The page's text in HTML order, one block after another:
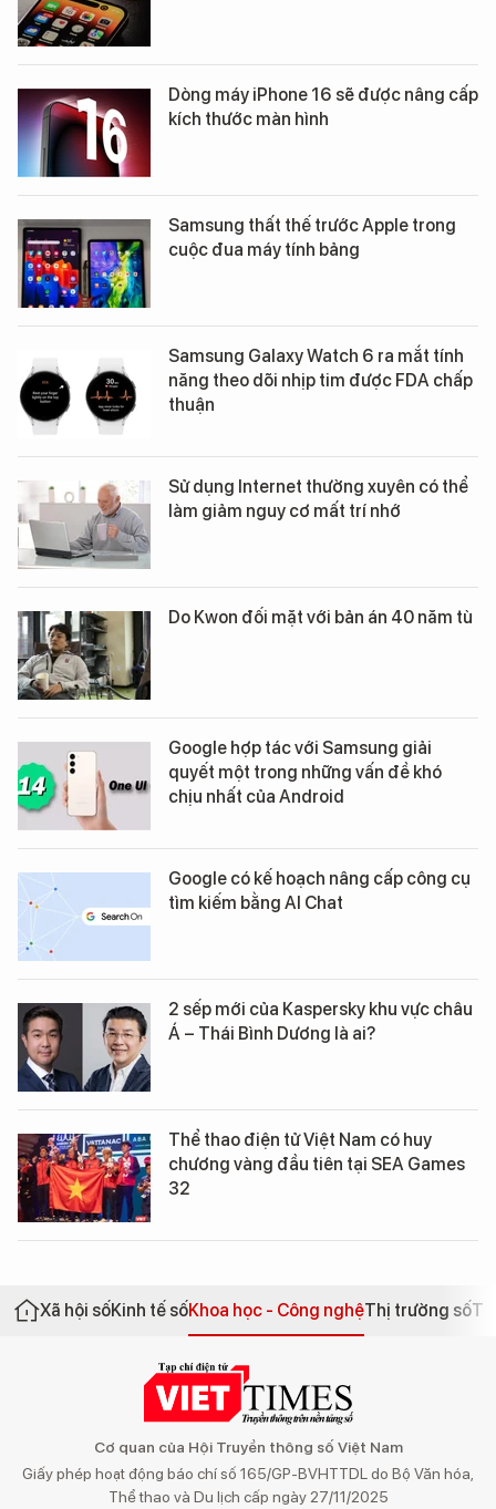
Dòng máy iPhone 16 sẽ được nâng cấp
kích thước màn hình
Samsung thất thế trước Apple trong
cuộc đua máy tính bảng
Samsung Galaxy Watch 6 ra mắt tính
năng theo dõi nhịp tim được FDA chấp
thuận
Sử dụng Internet thường xuyên có thể
làm giảm nguy cơ mất trí nhớ
Do Kwon đối mặt với bản án 40 năm tù
Google hợp tác với Samsung giải
quyết một trong những vấn đề khó
chịu nhất của Android
Google có kế hoạch nâng cấp công cụ
tìm kiếm bằng AI Chat
2 sếp mới của Kaspersky khu vực châu
Á – Thái Bình Dương là ai?
Thể thao điện tử Việt Nam có huy
chương vàng đầu tiên tại SEA Games
32
Xã hội sốKinh tế sốKhoa học - Công nghệThị trường số
Cơ quan của Hội Truyền thông số Việt Nam
Giấy phép hoạt động báo chí số 165/GP-BVHTTDL do Bộ Văn hóa,
Thể thao và Du lịch cấp ngày 27/11/2025